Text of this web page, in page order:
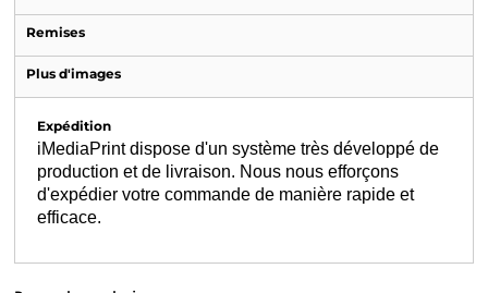
Remises
Plus d'images
Expédition
iMediaPrint dispose d'un système très développé de
production et de livraison. Nous nous efforçons
d'expédier votre commande de manière rapide et
efficace.